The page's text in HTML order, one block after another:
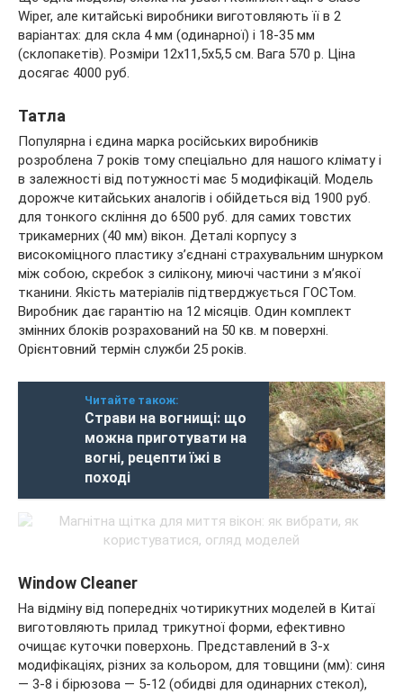
Wiper, але китайські виробники виготовляють її в 2
варіантах: для скла 4 мм (одинарної) і 18-35 мм
(склопакетів). Розміри 12х11,5х5,5 см. Вага 570 р. Ціна
досягає 4000 руб.
Татла
Популярна і єдина марка російських виробників
розроблена 7 років тому спеціально для нашого клімату і
в залежності від потужності має 5 модифікацій. Модель
дорожче китайських аналогів і обійдеться від 1900 руб.
для тонкого скління до 6500 руб. для самих товстих
трикамерних (40 мм) вікон. Деталі корпусу з
високоміцного пластику з’єднані страхувальним шнурком
між собою, скребок з силікону, миючі частини з м’якої
тканини. Якість матеріалів підтверджується ГОСТом.
Виробник дає гарантію на 12 місяців. Один комплект
змінних блоків розрахований на 50 кв. м поверхні.
Орієнтовний термін служби 25 років.
Читайте також:
Страви на вогнищі: що
можна приготувати на
вогні, рецепти їжі в
поході
Window Cleaner
На відміну від попередніх чотирикутних моделей в Китаї
виготовляють прилад трикутної форми, ефективно
очищає куточки поверхонь. Представлений в 3-х
модифікаціях, різних за кольором, для товщини (мм): синя
— 3-8 і бірюзова — 5-12 (обидві для одинарних стекол),